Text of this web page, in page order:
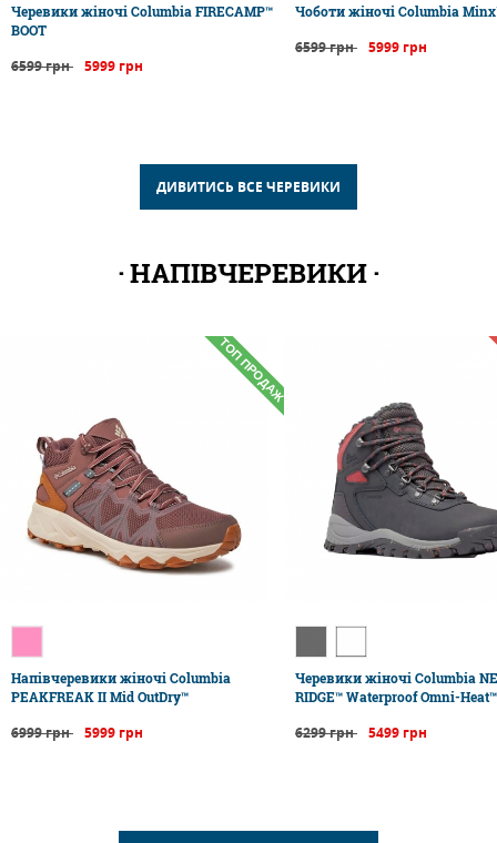
Черевики жіночі Columbia FIRECAMP™
BOOT
6599 грн 5999 грн
Чоботи жіночі Columbia
6599 грн 5999 грн
ДИВИТИСЬ ВСЕ ЧЕРЕВИКИ
НАПІВЧЕРЕВИКИ
ТОП ПРОДАЖ
Напівчеревики жіночі Columbia
PEAKFREAK II Mid OutDry™
6999 грн 5999 грн
Черевики жіночі Columbia
RIDGE™ Waterproof Omni-
6299 грн 5499 грн